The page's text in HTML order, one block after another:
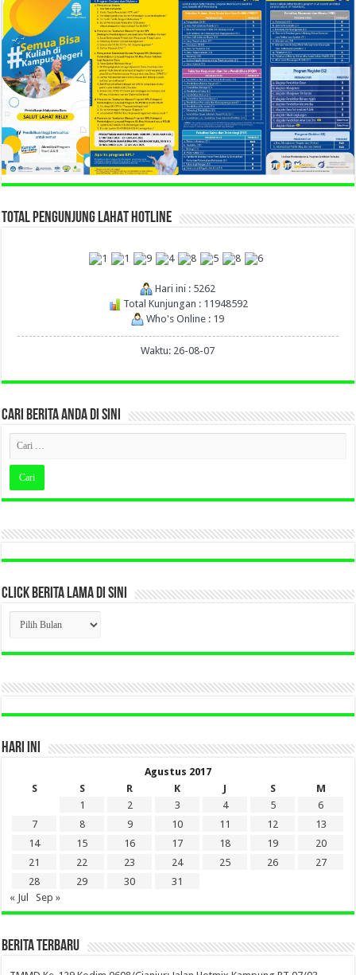
TOTAL PENGUNJUNG LAHAT HOTLINE
Hari ini : 5262
Total Kunjungan : 11948592
Who's Online : 19
Waktu: 26-08-07
CARI BERITA ANDA DI SINI
CLICK BERITA LAMA DI SINI
CLICK
BERITA
LAMA
DI
HARI INI
Agustus 2017
S
S R K J S
M
1
2 3 4 5
6
7
8 9 10 11 12
13
14
15 16 17 18 19
20
21
22 23 24 25 26
27
28
29 30
31
« Jul
Sep »
BERITA TERBARU